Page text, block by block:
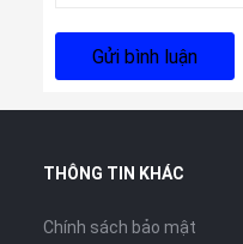
Gửi bình luận
THÔNG TIN KHÁC
Chính sách bảo mật